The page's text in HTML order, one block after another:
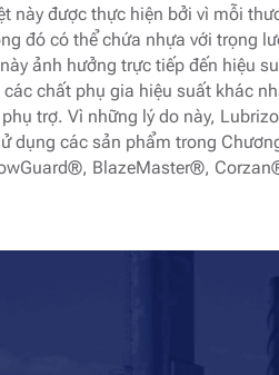
này được thực hiện bởi vì mỗi
đó có thể chứa nhựa với trọng
ảnh hưởng trực tiếp đến hiệu
chất phụ gia hiệu suất khác
trợ. Vì những lý do này,
dụng các sản phẩm trong
BlazeMaster®,